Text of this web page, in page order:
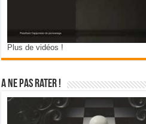
Plus de vidéos !
A ne pas rater !